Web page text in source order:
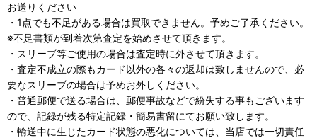
お送りください
・1点でも不足がある場合は買取できません。予めご了承ください。
※不足書類が到着次第査定を始めさせて頂きます。
・スリーブ等ご使用の場合は査定時に外させて頂きます。
・査定不成立の際もカード以外の各々の返却は致しませんので、必
要なスリーブの場合は予めお外しください。
・普通郵便で送る場合は、郵便事故などで紛失する事もございます
ので、記録が残る特定記録・簡易書留にてお願い致します。
・輸送中に生じたカード状態の悪化については、当店では一切責任